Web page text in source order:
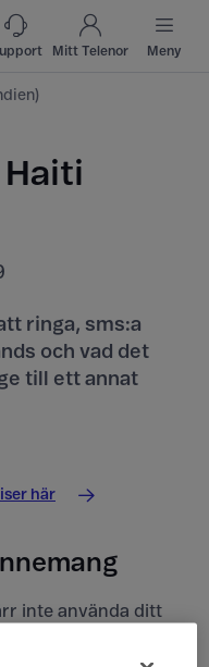
Mitt Telenor Meny
ringa, sms:a
och vad det
till ett annat
här
inte använda ditt